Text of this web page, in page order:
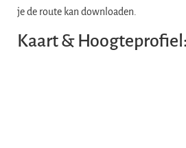
je de route kan downloaden.
Kaart & Hoogteprofiel: